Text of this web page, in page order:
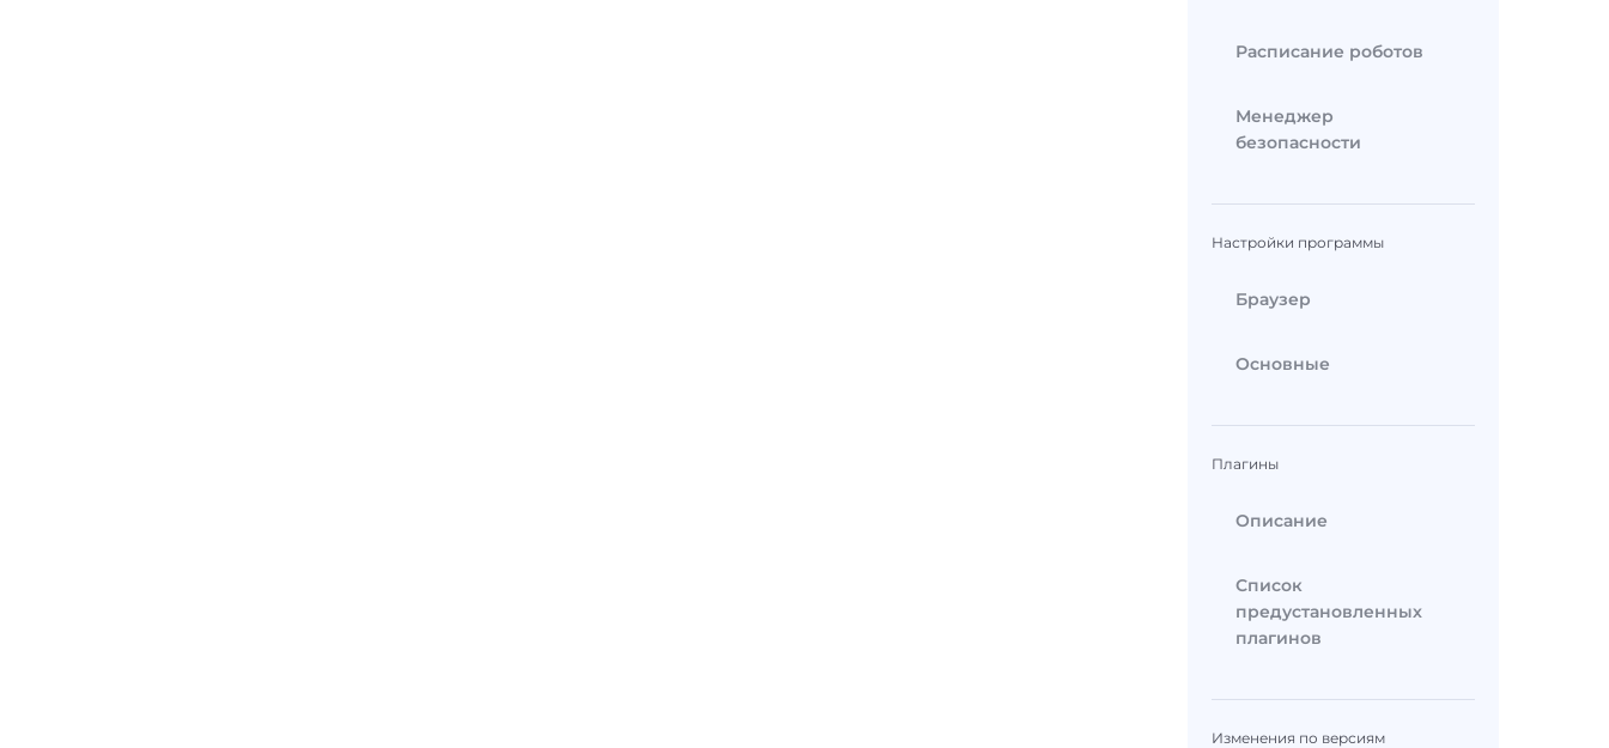
Расписание роботов
Менеджер
безопасности
Настройки программы
Браузер
Основные
Плагины
Описание
Список
предустановленных
плагинов
Изменения по версиям